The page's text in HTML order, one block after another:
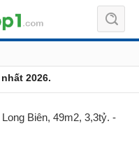
2026.
Biên, 49m2, 3,3tỷ. -